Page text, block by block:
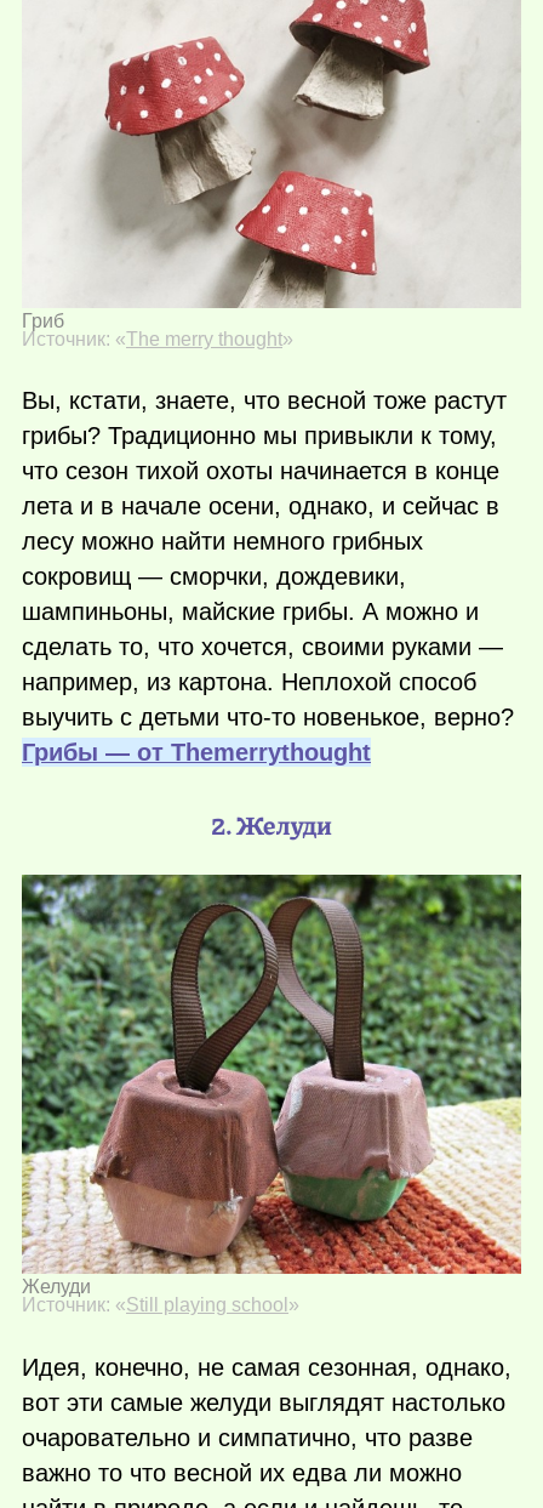
Гриб
Источник: «The merry thought»
Вы, кстати, знаете, что весной тоже растут
грибы? Традиционно мы привыкли к тому,
что сезон тихой охоты начинается в конце
лета и в начале осени, однако, и сейчас в
лесу можно найти немного грибных
сокровищ — сморчки, дождевики,
шампиньоны, майские грибы. А можно и
сделать то, что хочется, своими руками —
например, из картона. Неплохой способ
выучить с детьми что-то новенькое, верно?
Грибы — от Тhemerrythought
2. Желуди
Желуди
Источник: «Still playing school »
Идея, конечно, не самая сезонная, однако,
вот эти самые желуди выглядят настолько
очаровательно и симпатично, что разве
важно то что весной их едва ли можно